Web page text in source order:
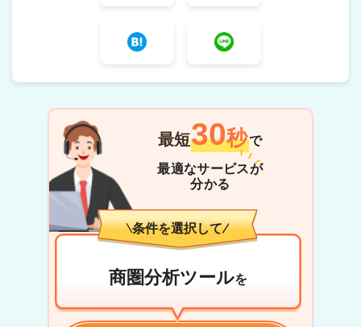
最短30秒で
最適なサービスが
分かる
条件を選択して
商圏分析ツールを